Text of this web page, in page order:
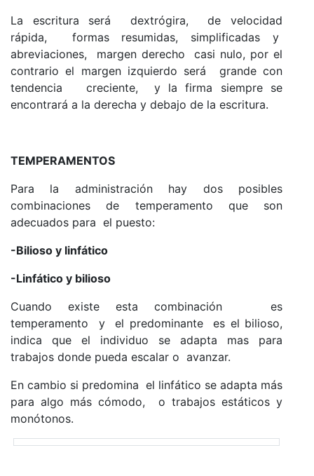
La escritura será dextrógira, de velocidad
rápida, formas resumidas, simplificadas y
abreviaciones, margen derecho casi nulo, por el
contrario el margen izquierdo será grande con
tendencia creciente, y la firma siempre se
encontrará a la derecha y debajo de la escritura.
TEMPERAMENTOS
Para la administración hay dos posibles
combinaciones de temperamento que son
adecuados para el puesto:
-Bilioso y linfático
-Linfático y bilioso
Cuando existe esta combinación es
temperamento y el predominante es el bilioso,
indica que el individuo se adapta mas para
trabajos donde pueda escalar o avanzar.
En cambio si predomina el linfático se adapta más
para algo más cómodo, o trabajos estáticos y
monótonos.